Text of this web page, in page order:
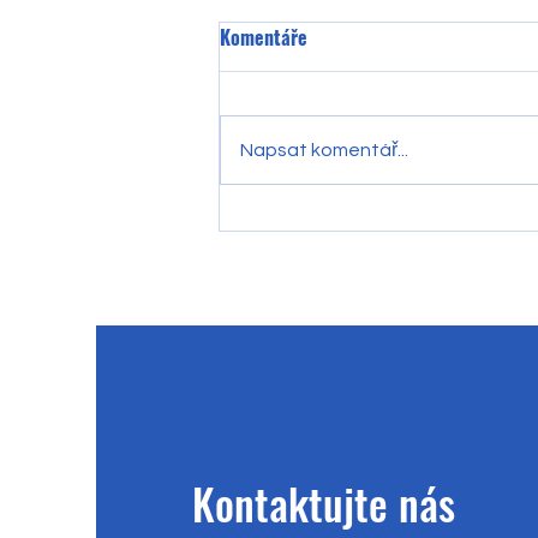
Komentáře
Napsat komentář...
Kontaktujte nás